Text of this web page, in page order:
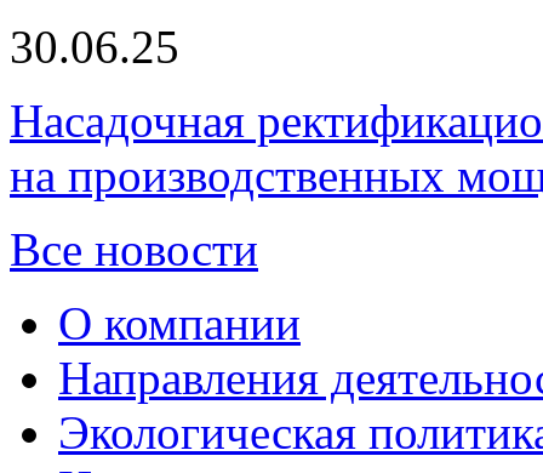
30.06.25
Насадочная
на производственных
Все новости
О компании
Направления
Экологическая